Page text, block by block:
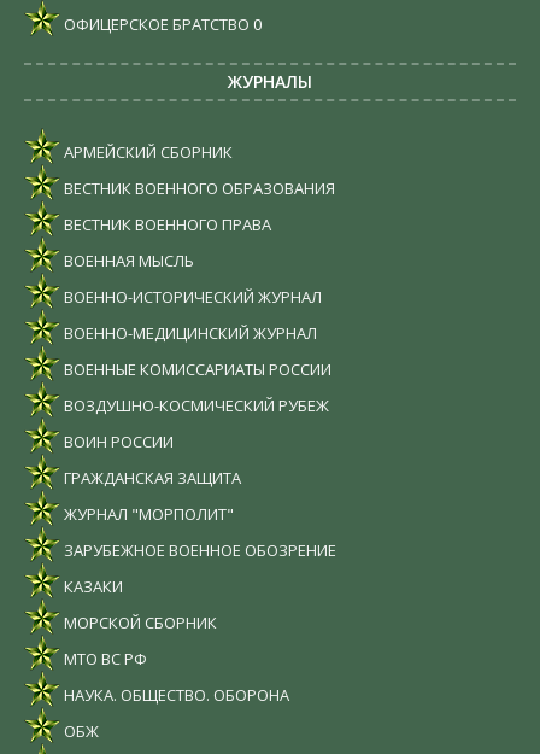
ОФИЦЕРСКОЕ БРАТСТВО 0
ЖУРНАЛЫ
АРМЕЙСКИЙ СБОРНИК
ВЕСТНИК ВОЕННОГО ОБРАЗОВАНИЯ
ВЕСТНИК ВОЕННОГО ПРАВА
ВОЕННАЯ МЫСЛЬ
ВОЕННО-ИСТОРИЧЕСКИЙ ЖУРНАЛ
ВОЕННО-МЕДИЦИНСКИЙ ЖУРНАЛ
ВОЕННЫЕ КОМИССАРИАТЫ РОССИИ
ВОЗДУШНО-КОСМИЧЕСКИЙ РУБЕЖ
ВОИН РОССИИ
ГРАЖДАНСКАЯ ЗАЩИТА
ЖУРНАЛ "МОРПОЛИТ"
ЗАРУБЕЖНОЕ ВОЕННОЕ ОБОЗРЕНИЕ
КАЗАКИ
МОРСКОЙ СБОРНИК
МТО ВС РФ
НАУКА. ОБЩЕСТВО. ОБОРОНА
ОБЖ